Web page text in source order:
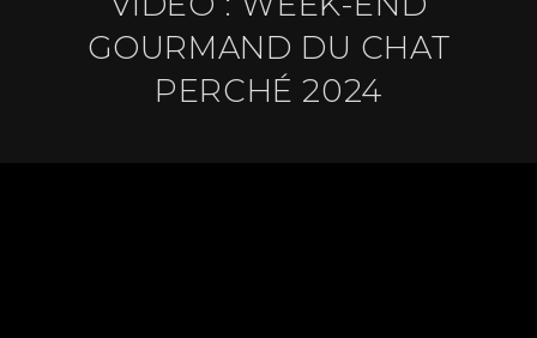
GOURMAND DU CHAT
PERCHÉ 2024